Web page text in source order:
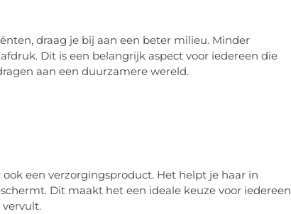
draag je bij aan een beter milieu. Minder
Dit is een belangrijk aspect voor iedereen die
aan een duurzamere wereld.
een verzorgingsproduct. Het helpt je haar in
Dit maakt het een ideale keuze voor iedereen